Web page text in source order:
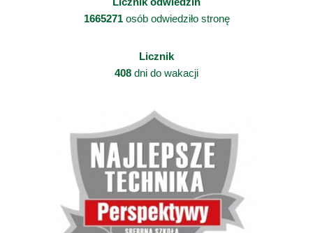
1665271osób odwiedziło stronę
Licznik
408 dni do wakacji